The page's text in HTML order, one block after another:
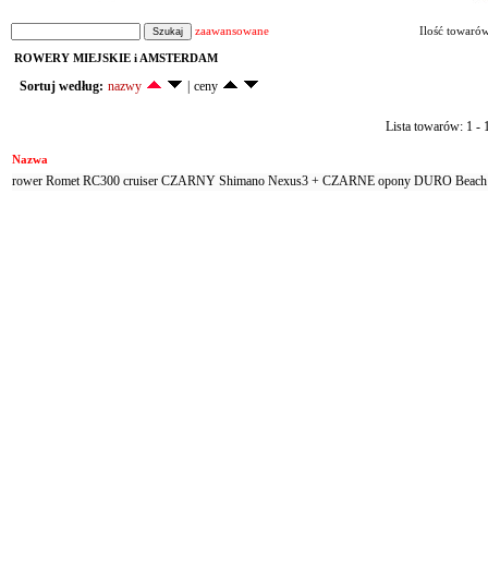
zaawansowane Ilość
ROWERY MIEJSKIE i AMSTERDAM
Sortuj według: nazwy ceny
Lista towarów: 1 -
Nazwa
rower Romet RC300 cruiser CZARNY Shimano Nexus3 + CZARNE opony DURO